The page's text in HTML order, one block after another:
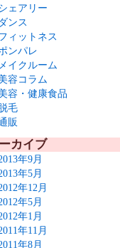
ェアリー
ダンス
ィットネス
ンパレ
メイクルーム
容コラム
容・健康食品
毛
販
カイブ
年9月
年5月
年12月
年5月
年1月
年11月
年8月